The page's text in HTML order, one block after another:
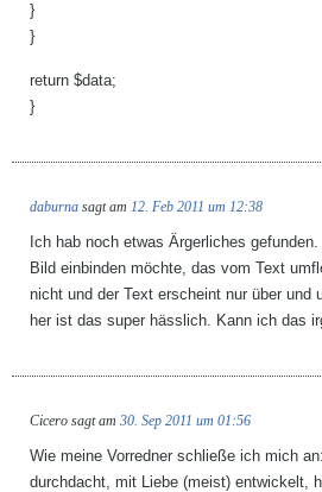
}
}
return $data;
}
daburna sagt am 12. Feb 2011 um 12:38
Ich hab noch etwas Ärgerliches
Bild einbinden möchte, das vom Text
nicht und der Text erscheint nur über und
her ist das super hässlich. Kann ich das
Cicero sagt am 30. Sep 2011 um 01:56
Wie meine Vorredner schließe ich mich
durchdacht, mit Liebe (meist) entwickelt,